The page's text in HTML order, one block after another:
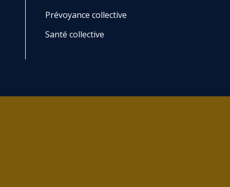
Prévoyance collective
Santé collective